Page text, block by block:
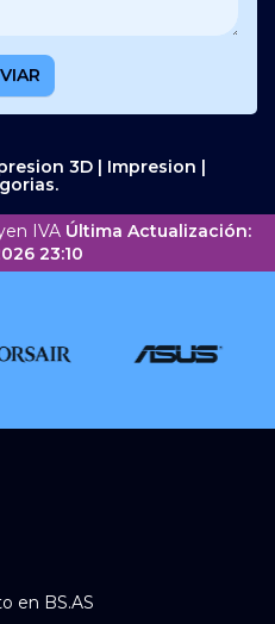
3D| Impresion |
IVA Última Actualización:
23:10
en BS.AS